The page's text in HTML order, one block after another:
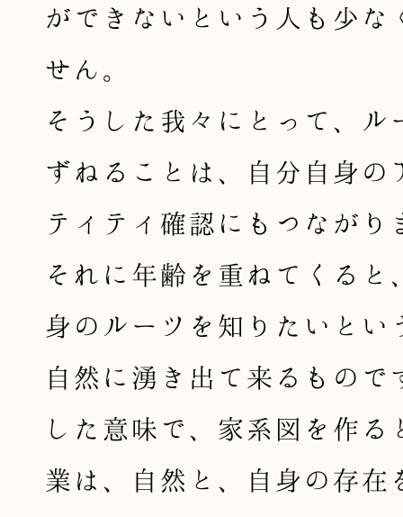
ができないという人も少な
せん。
そうした我々にとって、ル
ずねることは、自分自身の
ティティ確認にもつながり
それに年齢を重ねてくると
身のルーツを知りたいとい
自然に湧き出て来るもので
した意味で、家系図を作る
業は、自然と、自身の存在